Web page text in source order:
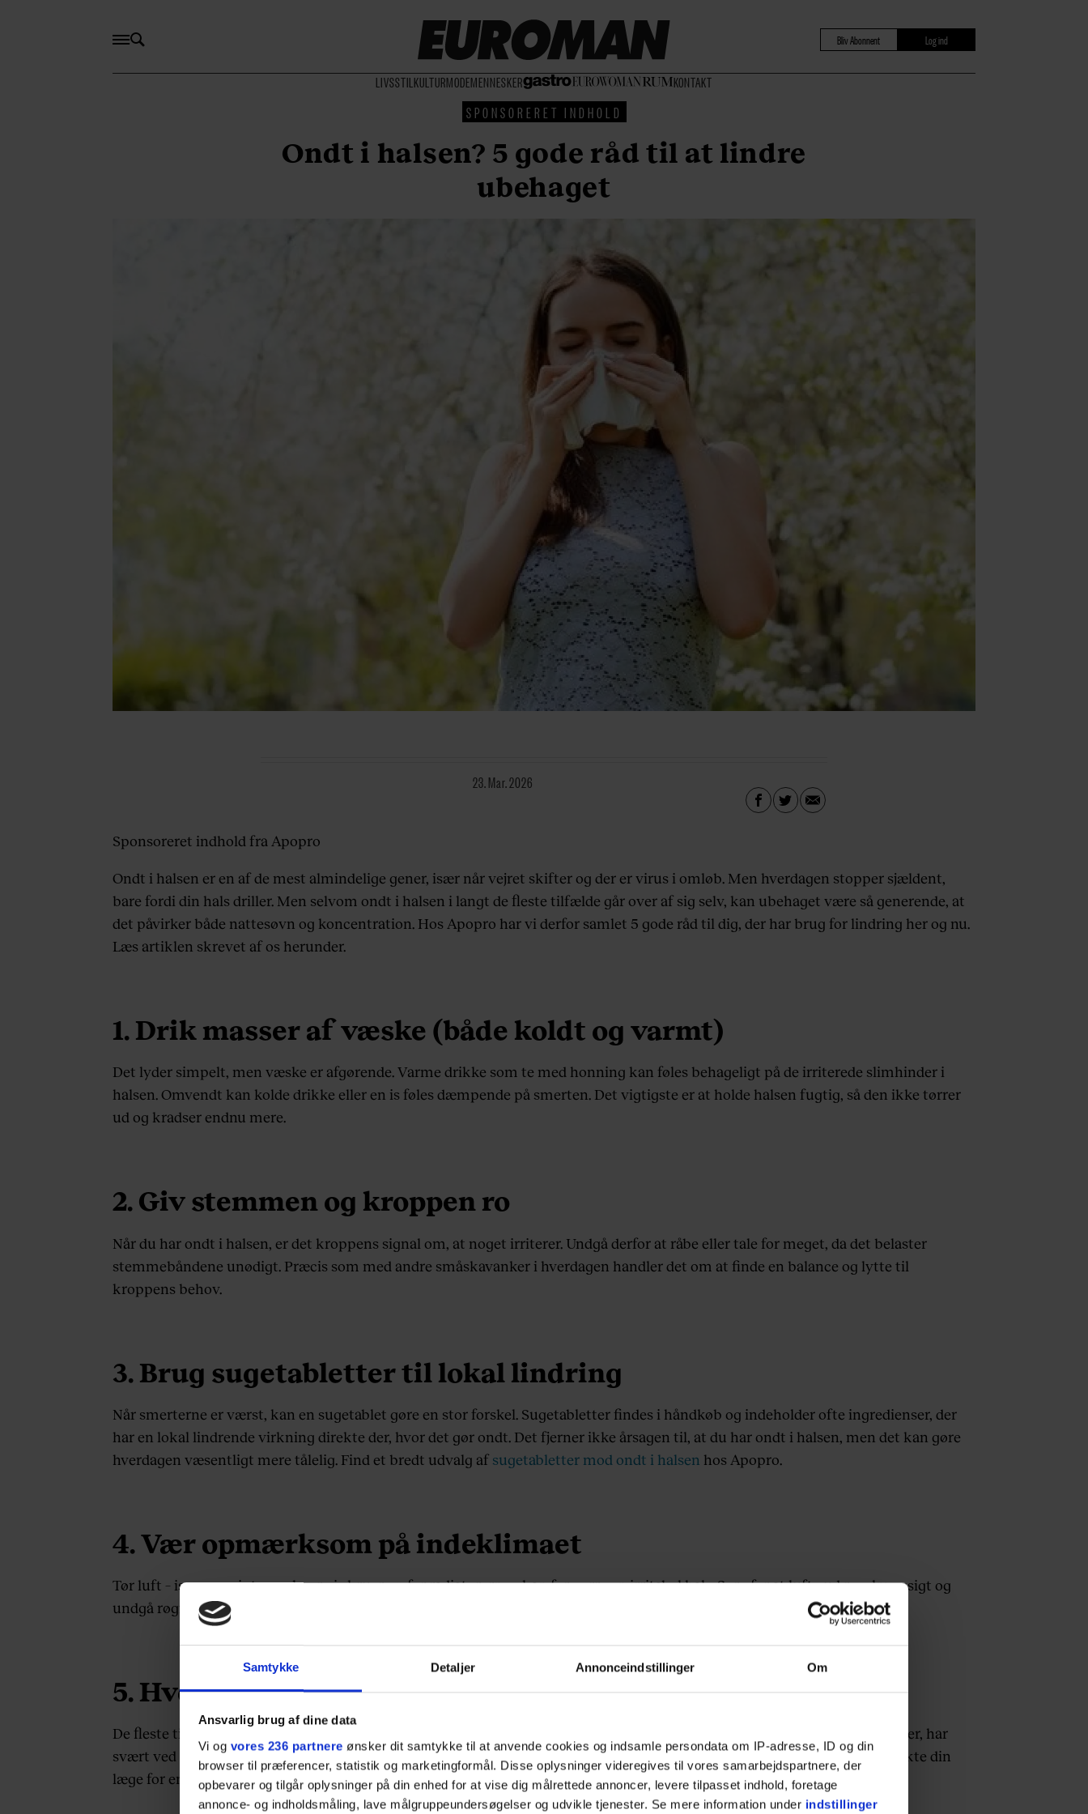
Samtykke Detaljer Annonceindstillinger Om
Ansvarlig brug af dine data
Vi og vores 236 partnere ønsker dit samtykke til at anvende cookies og indsamle persondata om IP-adresse, ID og din
browser til præferencer, statistik og marketingformål. Disse oplysninger videregives til vores samarbejdspartnere, der
opbevarer og tilgår oplysninger på din enhed for at vise dig målrettede annoncer, levere tilpasset indhold, foretage
annonce- og indholdsmåling, lave målgruppeundersøgelser og udvikle tjenester. Se mere information under indstillinger
LIVSSTIL KULTURMODEMENNESKER KONTAKT
Bliv Abonnent Log ind
SPONSORERET INDHOLD
Ondt i halsen? 5 gode råd til at lindre
ubehaget
23. Mar. 2026
Sponsoreret indhold fra Apopro
Ondt i halsen er en af de mest almindelige gener, især når vejret skifter og der er virus i omløb. Men hverdagen stopper sjældent,
bare fordi din hals driller. Men selvom ondt i halsen i langt de fleste tilfælde går over af sig selv, kan ubehaget være så generende, at
det påvirker både nattesøvn og koncentration. Hos Apopro har vi derfor samlet 5 gode råd til dig, der har brug for lindring her og nu.
Læs artiklen skrevet af os herunder.
1. Drik masser af væske (både koldt og varmt)
Det lyder simpelt, men væske er afgørende. Varme drikke som te med honning kan føles behageligt på de irriterede slimhinder i
halsen. Omvendt kan kolde drikke eller en is føles dæmpende på smerten. Det vigtigste er at holde halsen fugtig, så den ikke tørrer
ud og kradser endnu mere.
2. Giv stemmen og kroppen ro
Når du har ondt i halsen, er det kroppens signal om, at noget irriterer. Undgå derfor at råbe eller tale for meget, da det belaster
stemmebåndene unødigt. Præcis som med andre småskavanker i hverdagen handler det om at finde en balance og lytte til
kroppens behov.
3. Brug sugetabletter til lokal lindring
Når smerterne er værst, kan en sugetablet gøre en stor forskel. Sugetabletter findes i håndkøb og indeholder ofte ingredienser, der
har en lokal lindrende virkning direkte der, hvor det gør ondt. Det fjerner ikke årsagen til, at du har ondt i halsen, men det kan gøre
hverdagen væsentligt mere tålelig. Find et bredt udvalg af sugetabletter mod ondt i halsen hos Apopro.
4. Vær opmærksom på indeklimaet
Tør luft – især om vinteren, hvor vi skruer op for radiatorerne – kan forværre en irritabel hals. Sørg for at lufte ud regelmæssigt og
undgå røgfyldte lokaler, da røg irriterer slimhinderne yderligere.
5. Hvornår skal du kontakte lægen?
De fleste tilfælde af ondt i halsen skyldes virus og kræver blot tålmodighed og lindring. Men hvis du oplever meget høj feber, har
svært ved at trække vejret, eller hvis smerterne er meget kraftige og kun sidder i den ene side af halsen, bør du altid kontakte din
læge for en nærmere undersøgelse.